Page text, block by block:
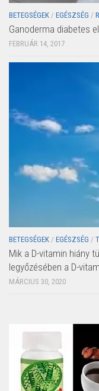
BETEGSÉGEK / EGÉSZSÉG /
Ganoderma diabetes
FEBRUÁR 14, 2017
BETEGSÉGEK / EGÉSZSÉG /
Mik a D-vitamin hiány
legyőzésében a D-
MÁRCIUS 30, 2020